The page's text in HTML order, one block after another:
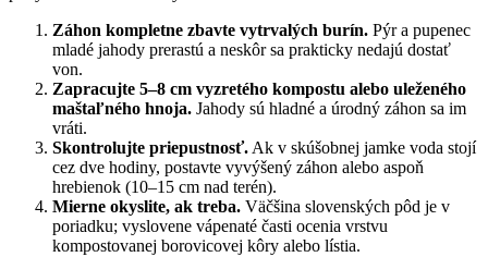
Záhon kompletne zbavte vytrvalých burín. Pýr a pupenec
mladé jahody prerastú a neskôr sa prakticky nedajú dostať
von.
Zapracujte 5–8 cm vyzretého kompostu alebo uleženého
maštaľného hnoja. Jahody sú hladné a úrodný záhon sa im
vráti.
Skontrolujte priepustnosť. Ak v skúšobnej jamke voda stojí
cez dve hodiny, postavte vyvýšený záhon alebo aspoň
hrebienok (10–15 cm nad terén).
Mierne okyslite, ak treba. Väčšina slovenských pôd je v
poriadku; vyslovene vápenaté časti ocenia vrstvu
kompostovanej borovicovej kôry alebo lístia.